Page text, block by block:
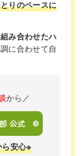
りのペースに
み合わせたハ
に合わせて自
から／
公式
安心※